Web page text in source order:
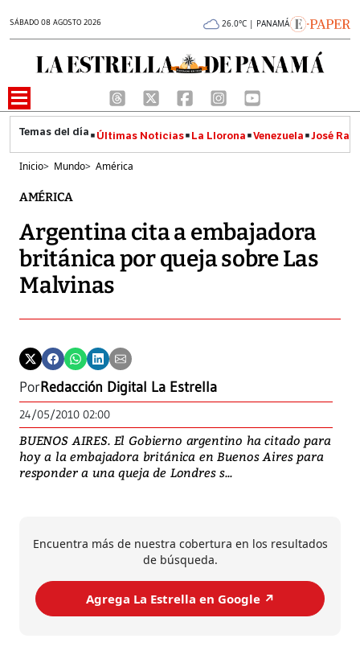
SÁBADO 08 AGOSTO 2026 26.0°C | PANAMÁ
Últimas Noticias La Llorona Venezuela José
Inicio> Mundo> América
AMÉRICA
Argentina cita a embajadora
británica por queja sobre Las
Malvinas
PorRedacción Digital La Estrella
24/05/2010 02:00
BUENOS AIRES. El Gobierno argentino ha citado para
hoy a la embajadora británica en Buenos Aires para
responder a una queja de Londres s...
Encuentra más de nuestra cobertura en los resultados
de búsqueda.
Agrega La Estrella en Google ↗️